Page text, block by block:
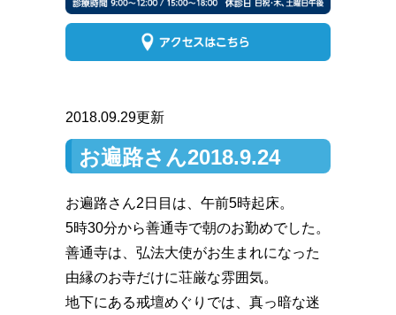
2018.09.29更新
お遍路さん2018.9.24
お遍路さん2日目は、午前5時起床。
5時30分から善通寺で朝のお勤めでした。
善通寺は、弘法大使がお生まれになった
由縁のお寺だけに荘厳な雰囲気。
地下にある戒壇めぐりでは、真っ暗な迷